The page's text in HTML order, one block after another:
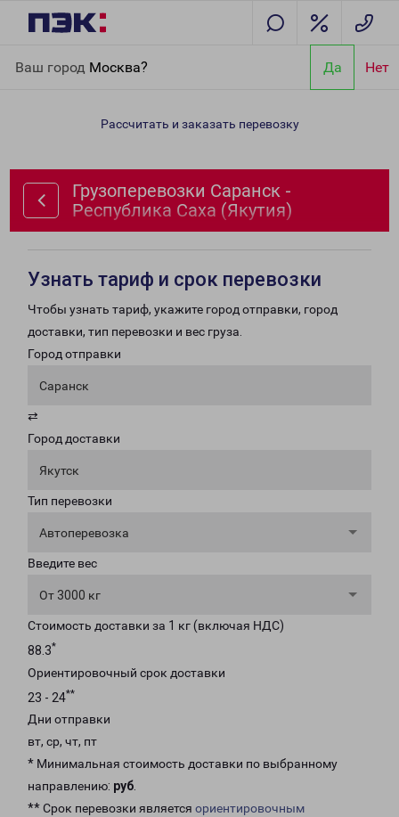
Ваш город Москва? Да Нет
Саха (Якутия)
Рассчитать и заказать перевозку
Грузоперевозки Саранск -
Республика Саха (Якутия)
Узнать тариф и срок перевозки
Чтобы узнать тариф, укажите город отправки, город
доставки, тип перевозки и вес груза.
Город отправки
Саранск
⇄
Город доставки
Якутск
Тип перевозки
Автоперевозка
Введите вес
От 3000 кг
Стоимость доставки за 1 кг (включая НДС)
88.3*
Ориентировочный срок доставки
23 - 24**
Дни отправки
вт, ср, чт, пт
* Минимальная стоимость доставки по выбранному
направлению: руб.
** Срок перевозки является ориентировочным